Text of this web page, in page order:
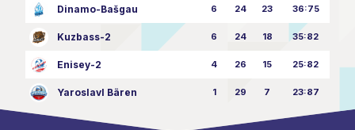
Dinamo-Bašgau 6 24 23 36:75
Kuzbass-2 6 24 18 35:82
Enisey-2 4 26 15 25:82
Yaroslavl Bären 1 29 7 23:87